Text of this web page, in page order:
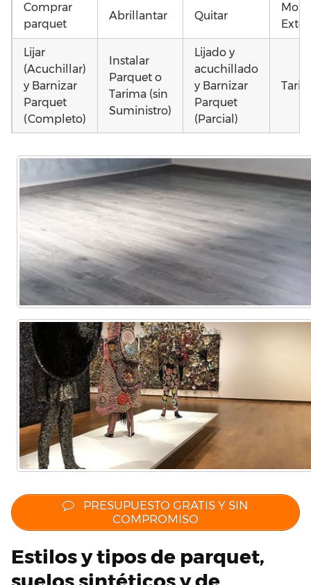
Comprar
parquet
Abrillantar Quitar
Lijar
(Acuchillar)
y Barnizar
Parquet
(Completo)
Instalar
Parquet o
Tarima (sin
Suministro)
Lijado y
acuchillado
y Barnizar
Parquet
(Parcial)
parquet o
Tarima
Local
Comercial
parquet o
Tarima
Vivienda
(Completa)
parquet o
Tarima
Vivienda
(Parcial)
PRESUPUESTO GRATIS Y SIN
COMPROMISO
Estilos y tipos de parquet,